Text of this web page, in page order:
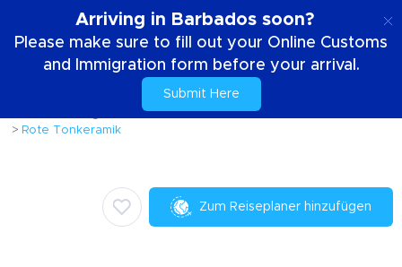
Arriving in Barbados soon?
Please make sure to fill out your Online Customs
and Immigration form before your arrival.
Submit Here
Dinge die zu tun sind
Geschichte und Erbe
Rote Tonkeramik
Zum Reiseplaner hinzufügen